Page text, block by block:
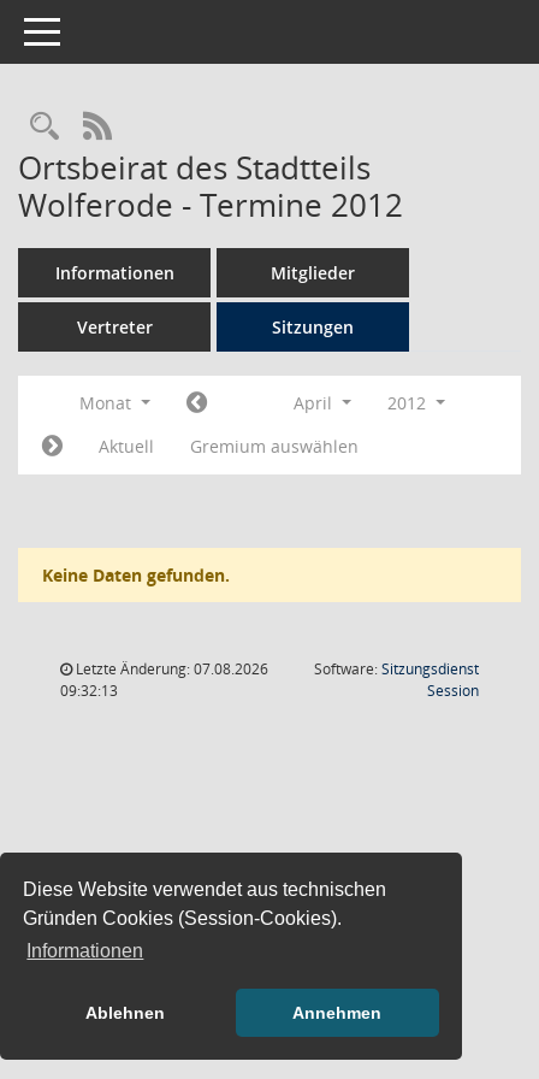
Diese Website verwendet aus technischen
Gründen Cookies (Session-Cookies).
Informationen
Ablehnen Annehmen
Toggle navigation
Rechercheauswahl
RSS-Feed
Ortsbeirat des Stadtteils
Wolferode - Termine 2012
Informationen Mitglieder
Vertreter Sitzungen
Monat April
2012
Aktuell
Gremium auswählen
Keine Daten gefunden.
Letzte Änderung: 07.08.2026
09:32:13
Software:Sitzungsdienst
Session(Wird in